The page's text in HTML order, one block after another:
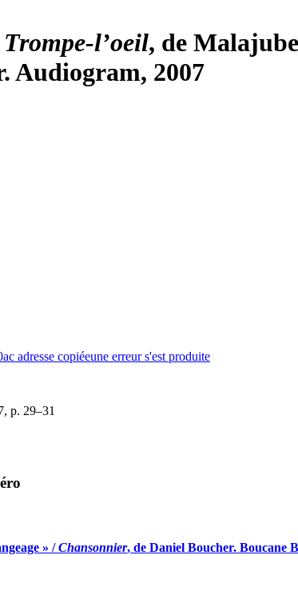
Trompe-l’oeil, de
Audiogram, 2007
adresse copiéeune erreur s'est produite
, p. 29–31
» /Chansonnier, de Daniel Boucher. Boucane